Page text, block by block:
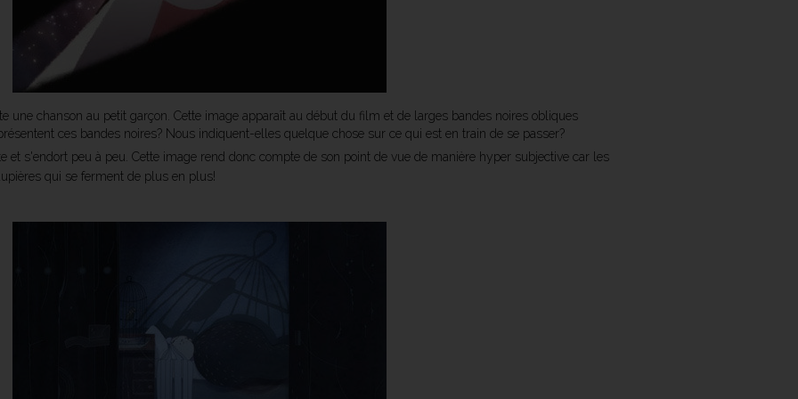
une chanson au petit garçon. Cette image apparaît au début du film et de larges bandes noires obliques
ces bandes noires? Nous indiquent-elles quelque chose sur ce qui est en train de se passer?
et s'endort peu à peu. Cette image rend donc compte de son point de vue de manière hyper subjective car les
qui se ferment de plus en plus!